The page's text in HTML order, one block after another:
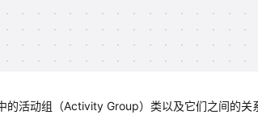
的活动组（Activity Group）类以及它们之间的关